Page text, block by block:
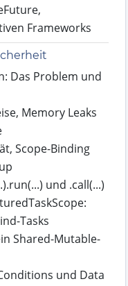
Frameworks
Das Problem und
Memory Leaks
Scope-Binding
und .call(...)
Tasks
Shared-Mutable-
und Data